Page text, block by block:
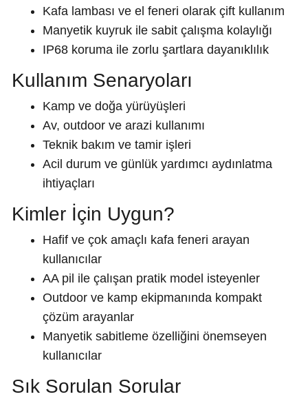
Kafa lambası ve el feneri olarak çift kullanım
Manyetik kuyruk ile sabit çalışma kolaylığı
IP68 koruma ile zorlu şartlara dayanıklılık
Kullanım Senaryoları
Kamp ve doğa yürüyüşleri
Av, outdoor ve arazi kullanımı
Teknik bakım ve tamir işleri
Acil durum ve günlük yardımcı aydınlatma
ihtiyaçları
Kimler İçin Uygun?
Hafif ve çok amaçlı kafa feneri arayan
kullanıcılar
AA pil ile çalışan pratik model isteyenler
Outdoor ve kamp ekipmanında kompakt
çözüm arayanlar
Manyetik sabitleme özelliğini önemseyen
kullanıcılar
Sık Sorulan Sorular